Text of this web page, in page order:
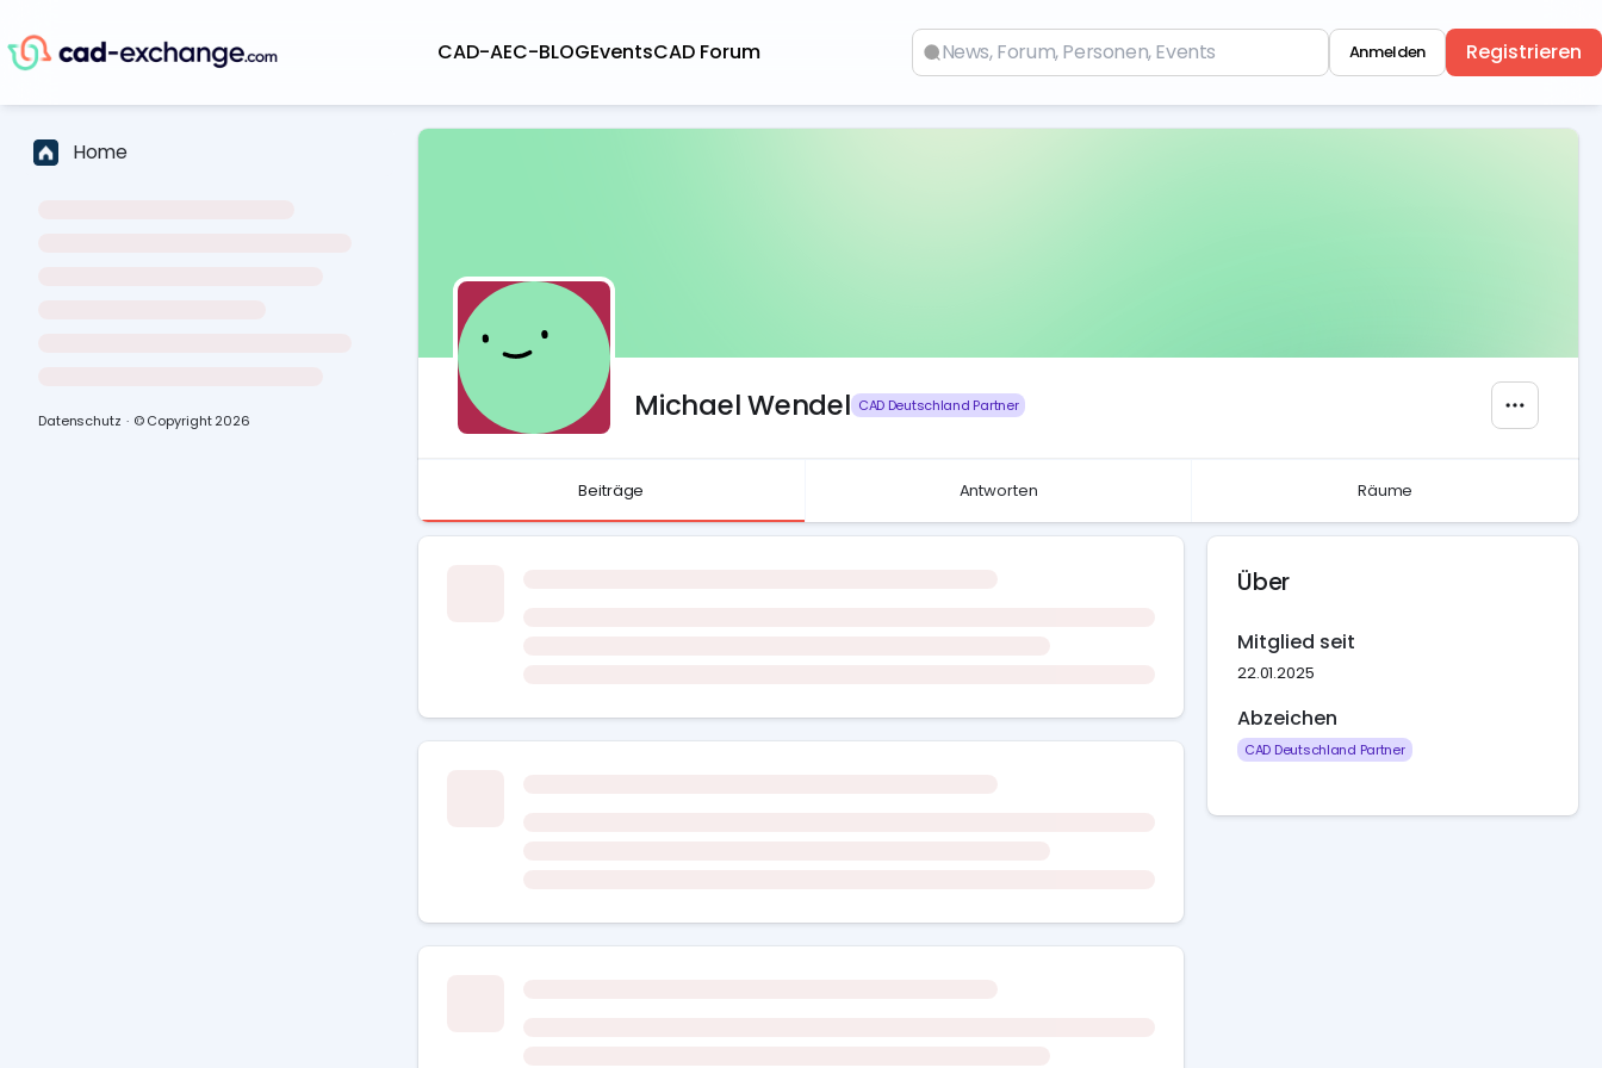
CAD-AEC-BLOGEventsCAD Forum Registrieren
Anmelden
Home
Datenschutz · © Copyright2026 Michael Wendel CAD Deutschland Partner
Beiträge Antworten Räume
Über
Mitglied seit
22.01.2025
Abzeichen
CAD Deutschland Partner